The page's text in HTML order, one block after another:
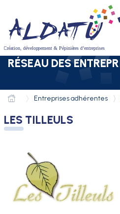
RÉSEAU DES
Entreprises adhérentes
LES TILLEULS